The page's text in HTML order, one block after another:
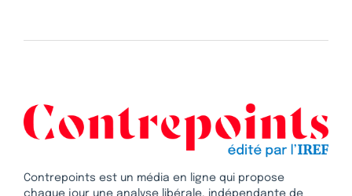
Contrepoints est un média en ligne qui propose
chaque jour une analyse libérale, indépendante de